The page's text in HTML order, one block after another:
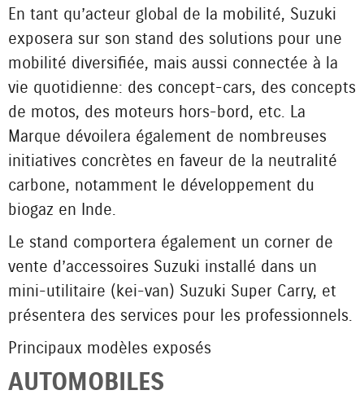
En tant qu’acteur global de la mobilité, Suzuki
exposera sur son stand des solutions pour une
mobilité diversifiée, mais aussi connectée à la
vie quotidienne : des concept-cars, des concepts
de motos, des moteurs hors-bord, etc. La
Marque dévoilera également de nombreuses
initiatives concrètes en faveur de la neutralité
carbone, notamment le développement du
biogaz en Inde.
Le stand comportera également un corner de
vente d’accessoires Suzuki installé dans un
mini-utilitaire (kei-van) Suzuki Super Carry, et
présentera des services pour les professionnels.
Principaux modèles exposés
AUTOMOBILES